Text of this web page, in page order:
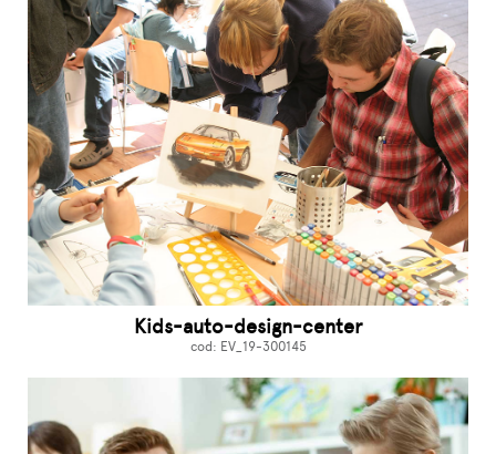
Kids-auto-design-center
cod: EV_19-300145